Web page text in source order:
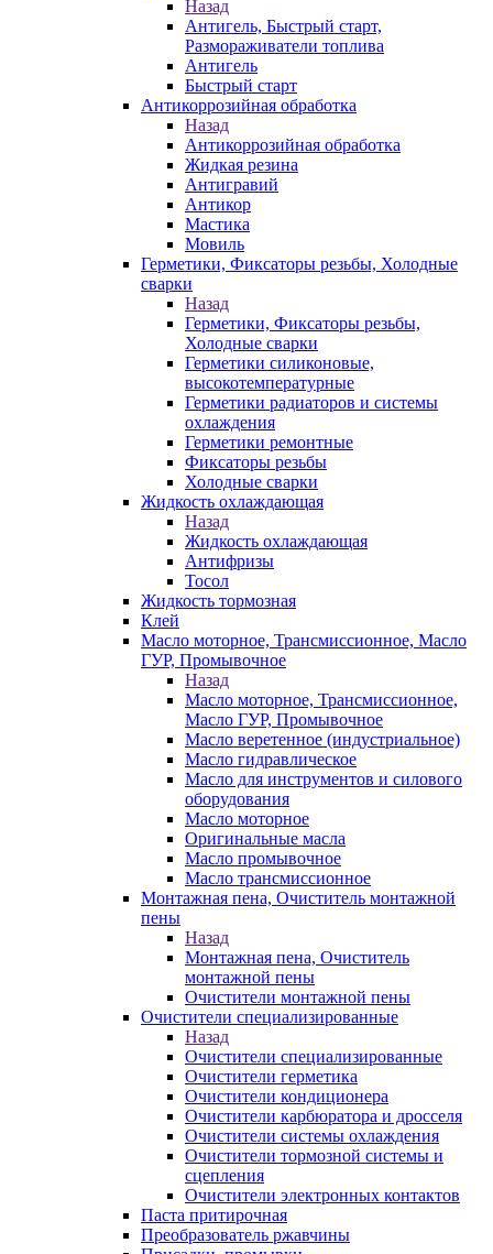
Назад
Антигель, Быстрый старт,
Размораживатели топлива
Антигель
Быстрый старт
Антикоррозийная обработка
Назад
Антикоррозийная обработка
Жидкая резина
Антигравий
Антикор
Мастика
Мовиль
Герметики, Фиксаторы резьбы, Холодные
сварки
Назад
Герметики, Фиксаторы резьбы,
Холодные сварки
Герметики силиконовые,
высокотемпературные
Герметики радиаторов и системы
охлаждения
Герметики ремонтные
Фиксаторы резьбы
Холодные сварки
Жидкость охлаждающая
Назад
Жидкость охлаждающая
Антифризы
Тосол
Жидкость тормозная
Клей
Масло моторное, Трансмиссионное, Масло
ГУР, Промывочное
Назад
Масло моторное, Трансмиссионное,
Масло ГУР, Промывочное
Масло веретенное (индустриальное)
Масло гидравлическое
Масло для инструментов и силового
оборудования
Масло моторное
Оригинальные масла
Масло промывочное
Масло трансмиссионное
Монтажная пена, Очиститель монтажной
пены
Назад
Монтажная пена, Очиститель
монтажной пены
Очистители монтажной пены
Очистители специализированные
Назад
Очистители специализированные
Очистители герметика
Очистители кондиционера
Очистители карбюратора и дросселя
Очистители системы охлаждения
Очистители тормозной системы и
сцепления
Очистители электронных контактов
Паста притирочная
Преобразователь ржавчины